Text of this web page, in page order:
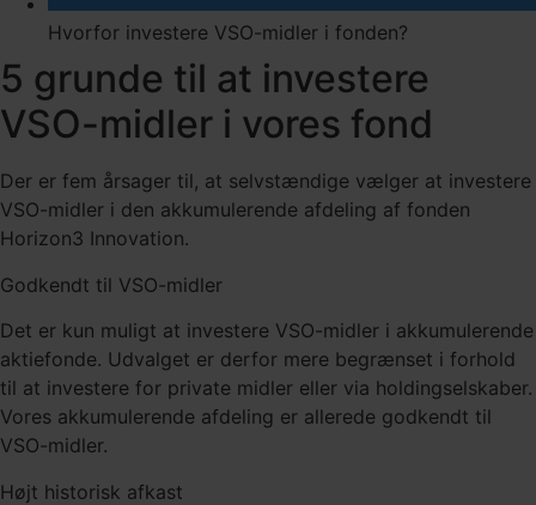
Hvorfor investere VSO-midler i fonden?
5 grunde til at investere
VSO-midler i vores fond
Der er fem årsager til, at selvstændige vælger at investere
VSO-midler i den akkumulerende afdeling af fonden
Horizon3 Innovation.
Godkendt til VSO-midler
Det er kun muligt at investere VSO-midler i akkumulerende
aktiefonde. Udvalget er derfor mere begrænset i forhold
til at investere for private midler eller via holdingselskaber.
Vores akkumulerende afdeling er allerede godkendt til
VSO-midler.
Højt historisk afkast